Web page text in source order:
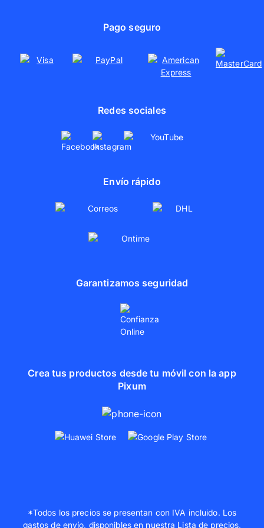
Pósters personalizados
Uso responsable de materiales
Pago seguro
Redes sociales
Envío rápido
Garantizamos seguridad
Crea tus productos desde tu móvil con la app
Pixum
*Todos los precios se presentan con IVA incluido. Los
gastos de envío, disponibles en nuestra Lista de precios,